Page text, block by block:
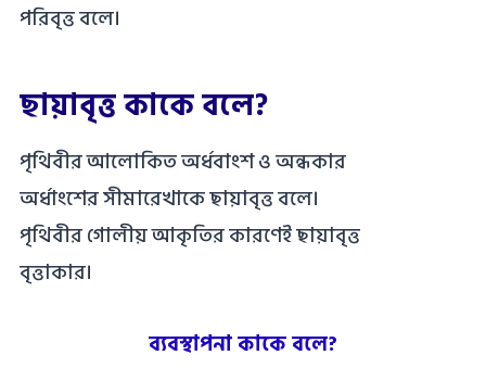
পরিবৃত্ত বলে।
ছায়াবৃত্ত কাকে বলে?
পৃথিবীর আলোকিত অর্ধবাংশ ও অন্ধকার
অর্ধাংশের সীমারেখাকে ছায়াবৃত্ত বলে।
পৃথিবীর গোলীয় আকৃতির কারণেই ছায়াবৃত্ত
বৃত্তাকার।
ব্যবস্থাপনা কাকে বলে?